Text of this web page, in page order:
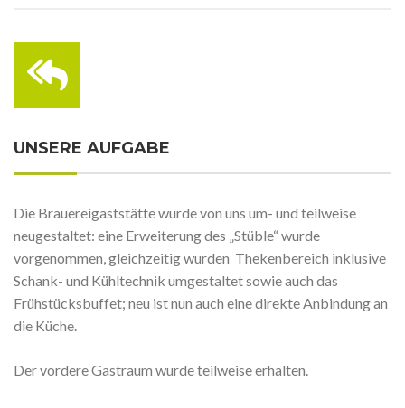
UNSERE AUFGABE
Die Brauereigaststätte wurde von uns um- und teilweise
neugestaltet: eine Erweiterung des „Stüble“ wurde
vorgenommen, gleichzeitig wurden Thekenbereich inklusive
Schank- und Kühltechnik umgestaltet sowie auch das
Frühstücksbuffet; neu ist nun auch eine direkte Anbindung an
die Küche.
Der vordere Gastraum wurde teilweise erhalten.